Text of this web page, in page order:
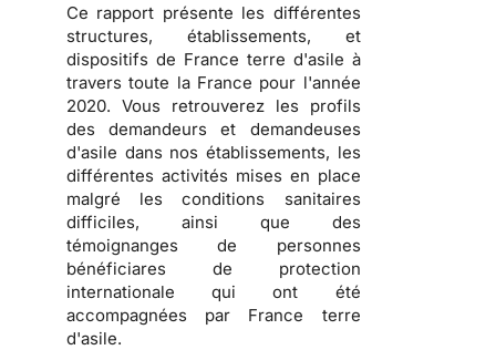
Ce rapport présente les différentes
structures, établissements, et
dispositifs de France terre d'asile à
travers toute la France pour l'année
2020. Vous retrouverez les profils
des demandeurs et demandeuses
d'asile dans nos établissements, les
différentes activités mises en place
malgré les conditions sanitaires
difficiles, ainsi que des
témoignanges de personnes
bénéficiares de protection
internationale qui ont été
accompagnées par France terre
d'asile.